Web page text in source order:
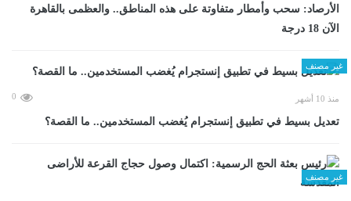
الأرصاد: سحب وأمطار متفاوتة على هذه المناطق.. والعظمى بالقاهرة
الآن 18 درجة
غير مصنف
منذ 10 أشهر 0
تعديل بسيط في تطبيق إنستجرام يُغضب المستخدمين.. ما القصة؟
غير مصنف